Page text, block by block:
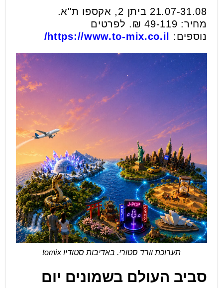
21.07-31.08 ביתן 2, אקספו ת"א.
מחיר: 49-119 ₪. לפרטים
נוספים:
https://www.to-mix.co.il/
תערוכת וורד סטורי. באדיבות סטודיו tomix
סביב העולם בשמונים יום